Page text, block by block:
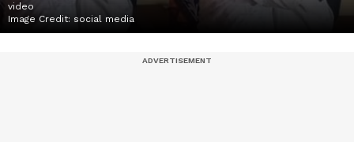
video
Image Credit: social media